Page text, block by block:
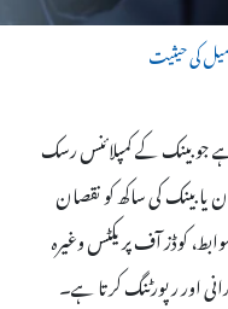
کی حیثیت
جو بینک کے کمپلائنس رسک
بینک کی ساکھ کو نقصان
کوڈز آف پریکٹس وغیرہ
اور رپورٹنگ کرتا ہے۔